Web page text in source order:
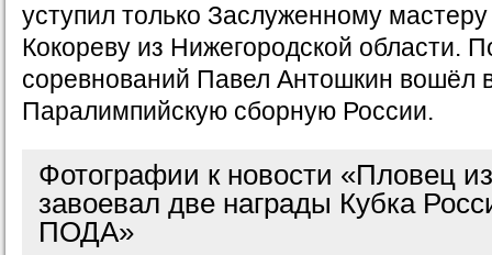
уступил только Заслуженному
Кокореву из Нижегородской области.
соревнований Павел Антошкин вошёл
Паралимпийскую сборную России.
Фотографии к новости «Пловец
завоевал две награды Кубка
ПОДА»